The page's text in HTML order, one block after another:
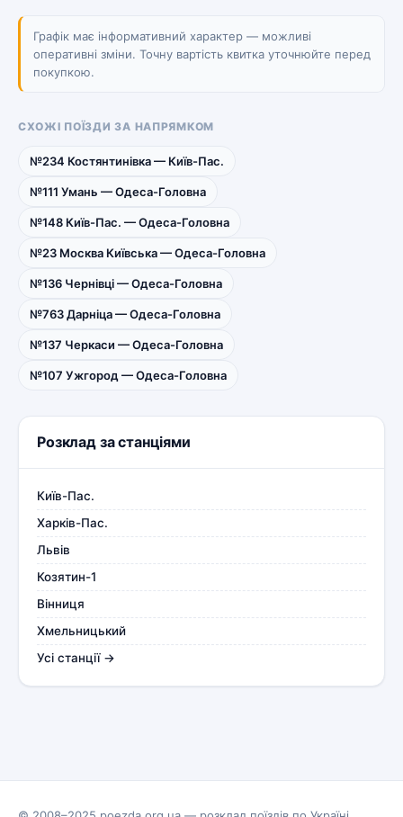
Графік має інформативний характер — можливі
оперативні зміни. Точну вартість квитка уточнюйте перед
покупкою.
СХОЖІ ПОЇЗДИ ЗА НАПРЯМКОМ
№234 Костянтинівка — Київ-Пас.
№111 Умань — Одеса-Головна
№148 Київ-Пас. — Одеса-Головна
№23 Москва Київська — Одеса-Головна
№136 Чернівці — Одеса-Головна
№763 Дарніца — Одеса-Головна
№137 Черкаси — Одеса-Головна
№107 Ужгород — Одеса-Головна
Розклад за станціями
Київ-Пас.
Харків-Пас.
Львів
Козятин-1
Вінниця
Хмельницький
Усі станції →